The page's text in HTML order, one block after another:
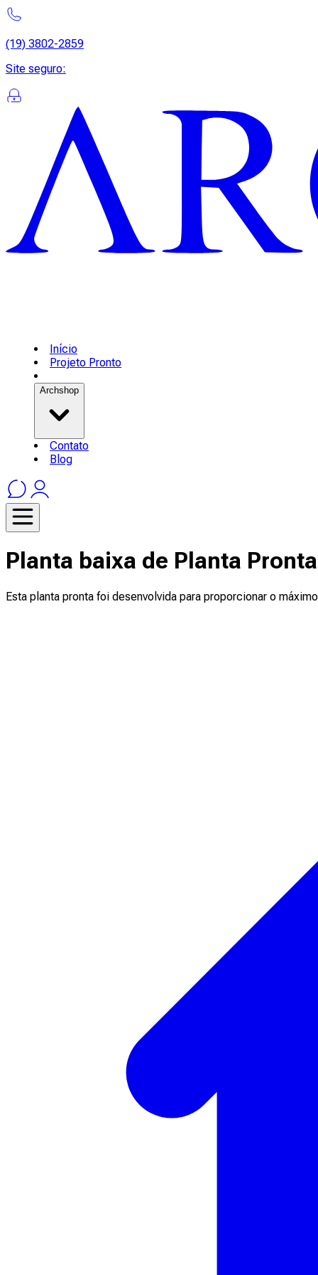
(19) 3802-2859
Site seguro:
Início
Projeto Pronto
Archshop
Contato
Blog
Planta baixa de Planta
Esta planta pronta foi desenvolvida para proporcionar o